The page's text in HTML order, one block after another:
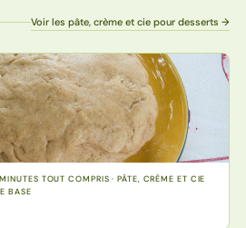
Voir les pâte, crème et cie pour desserts →
TOUT COMPRIS · PÂTE, CRÈME ET CIE
BASE